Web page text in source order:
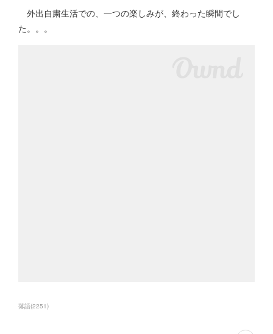
外出自粛生活での、一つの楽しみが、終わった瞬間でし
た。。。
落語(2251)